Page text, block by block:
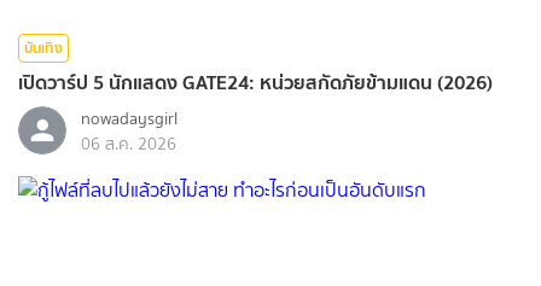
บันเทิง
เปิดวาร์ป 5 นักแสดง GATE24: หน่วยสกัดภัยข้ามแดน (2026)
nowadaysgirl
06 ส.ค. 2026